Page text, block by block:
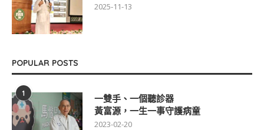
2025-11-13
POPULAR POSTS
1
一雙手、一個聽診器
黃富源，一生一事守護病童
2023-02-20